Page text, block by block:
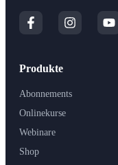
Produkte
Abonnements
Onlinekurse
Webinare
Shop